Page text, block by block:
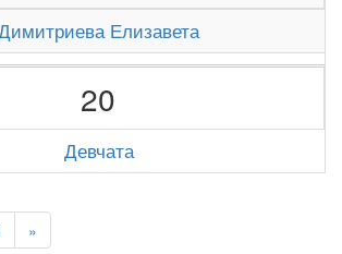
Елизавета
20
Девчата
»